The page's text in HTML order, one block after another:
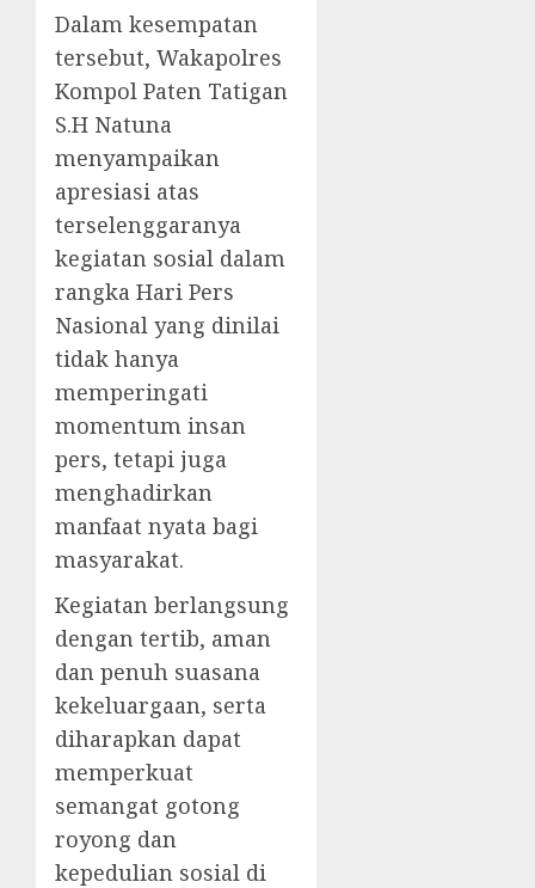
Dalam kesempatan
tersebut, Wakapolres
Kompol Paten Tatigan
S.H Natuna
menyampaikan
apresiasi atas
terselenggaranya
kegiatan sosial dalam
rangka Hari Pers
Nasional yang dinilai
tidak hanya
memperingati
momentum insan
pers, tetapi juga
menghadirkan
manfaat nyata bagi
masyarakat.
Kegiatan berlangsung
dengan tertib, aman
dan penuh suasana
kekeluargaan, serta
diharapkan dapat
memperkuat
semangat gotong
royong dan
kepedulian sosial di